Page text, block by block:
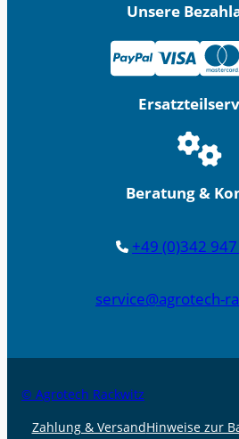
Unsere
Beratung &
+49 (0)342
service@agrotech-
© Agrotech Rackwitz
Zahlung & VersandHinweise zur